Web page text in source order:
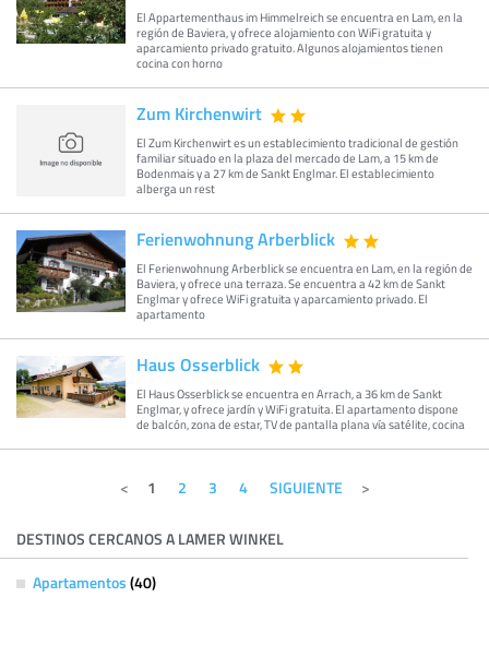
El Appartementhaus im Himmelreich se encuentra en Lam, en la
región de Baviera, y ofrece alojamiento con WiFi gratuita y
aparcamiento privado gratuito. Algunos alojamientos tienen
cocina con horno
Zum Kirchenwirt
El Zum Kirchenwirt es un establecimiento tradicional de gestión
familiar situado en la plaza del mercado de Lam, a 15 km de
Bodenmais y a 27 km de Sankt Englmar. El establecimiento
alberga un rest
Ferienwohnung Arberblick
El Ferienwohnung Arberblick se encuentra en Lam, en la región de
Baviera, y ofrece una terraza. Se encuentra a 42 km de Sankt
Englmar y ofrece WiFi gratuita y aparcamiento privado. El
apartamento
Haus Osserblick
El Haus Osserblick se encuentra en Arrach, a 36 km de Sankt
Englmar, y ofrece jardín y WiFi gratuita. El apartamento dispone
de balcón, zona de estar, TV de pantalla plana vía satélite, cocina
1 2 3 4 SIGUIENTE
DESTINOS CERCANOS A LAMER WINKEL
Apartamentos (40)